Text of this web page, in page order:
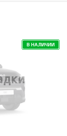
В НАЛИЧИИ